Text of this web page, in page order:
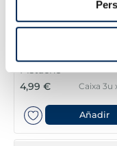
Bombó Magnum Le
Pistache
4,99 €
Caixa 3u
Añadir